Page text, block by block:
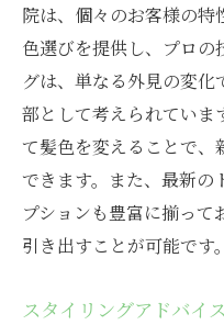
ストーリー
キャリアアッ
情熱を仕事に
美容院内で培
多様な経験が
成功体験から
美容師として
フを探しています
院は、個々のお客様の特
色選びを提供し、プロの
グは、単なる外見の変
部として考えられていま
て髪色を変えることで
できます。また、最新の
プションも豊富に揃っ
引き出すことが可能です。
スタイリングアドバイ